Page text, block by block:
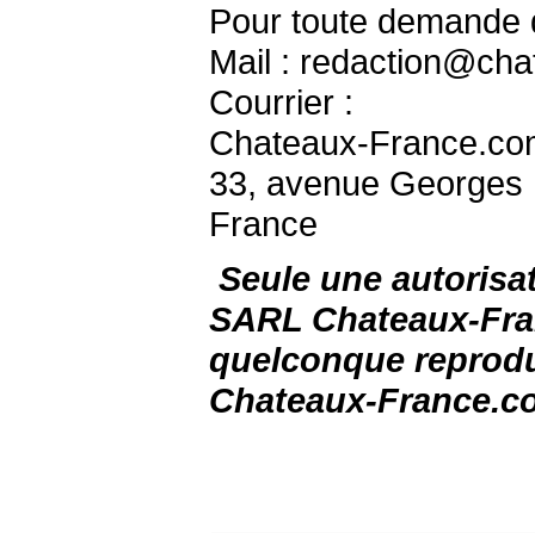
Pour toute
Mail :
Courrier :
Chateaux-
33, avenue
France
Seule une
SARL Chateaux-
quelconque
Chateaux-